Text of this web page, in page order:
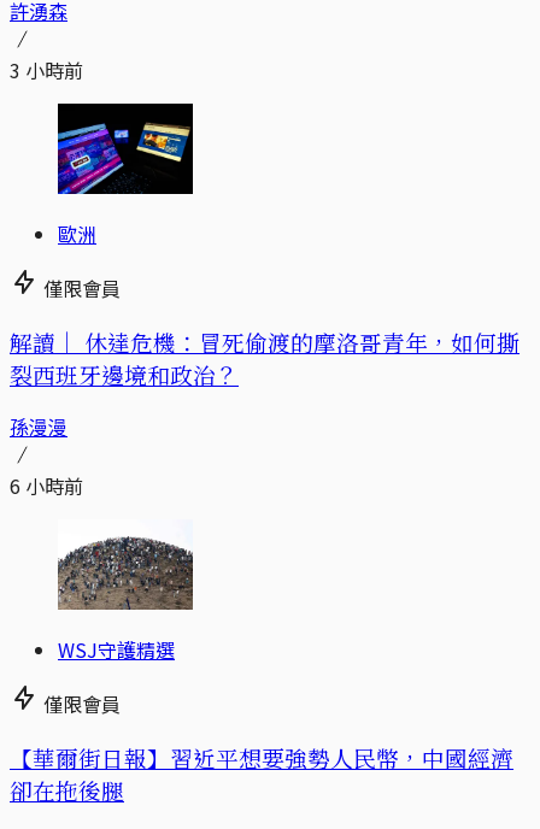
許湧森
3 小時前
歐洲
僅限會員
解讀｜ 休達危機：冒死偷渡的摩洛哥青年，如何撕
裂西班牙邊境和政治？
孫漫漫
6 小時前
WSJ守護精選
僅限會員
【華爾街日報】習近平想要強勢人民幣，中國經濟
卻在拖後腿